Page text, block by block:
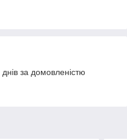
за домовленістю